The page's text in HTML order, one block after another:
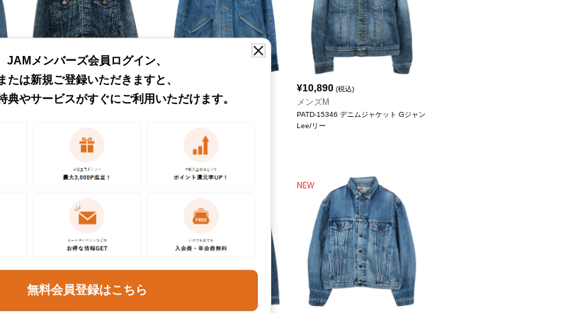
ッ
¥13,090
メンズS
¥ 15,290
メンズM
¥10,890 (税込)
メンズM
PATD-15346 デニムジャケット Gジャン
Lee/リー
JAMメンバーズ会員ログイン、
たは新規ご登録いただきますと、
典やサービスがすぐにご利用いただけます。
無料会員登録はこちら